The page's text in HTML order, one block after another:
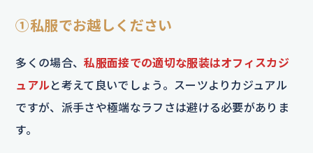
①私服でお越しください
多くの場合、私服面接での適切な服装はオフィスカジ
ュアル と考えて良いでしょう。スーツよりカジュアル
ですが、派手さや極端なラフさは避ける必要がありま
す。